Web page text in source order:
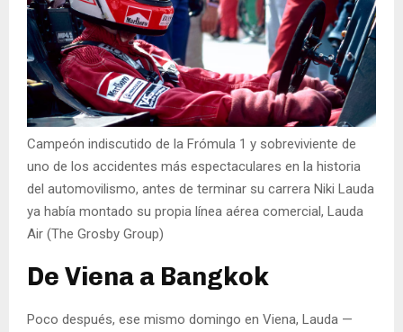
Campeón indiscutido de la Frómula 1 y sobreviviente de
uno de los accidentes más espectaculares en la historia
del automovilismo, antes de terminar su carrera Niki Lauda
ya había montado su propia línea aérea comercial, Lauda
Air (The Grosby Group)
De Viena a Bangkok
Poco después, ese mismo domingo en Viena, Lauda —